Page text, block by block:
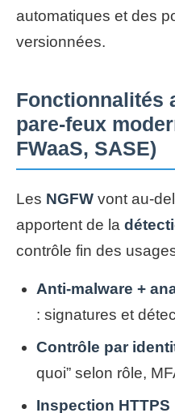
automatiques et des
versionnées.
Fonctionnalités
pare-feux
FWaaS, SASE)
Les NGFW vont au-
apportent de la
contrôle fin des
Anti-malware +
: signatures et
Contrôle par
quoi” selon rôle,
Inspection HTTPS